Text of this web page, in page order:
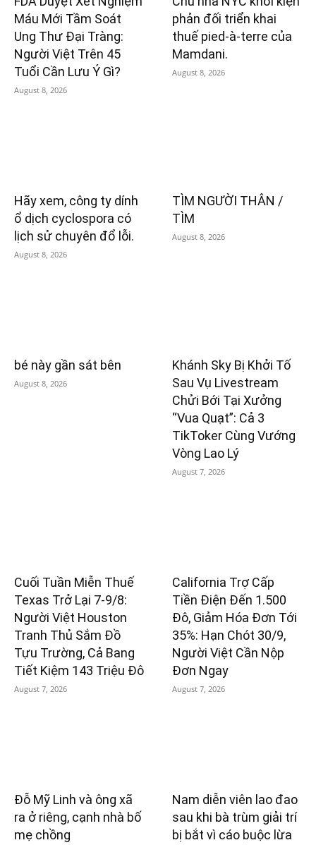
Máu Mới Tầm Soát
Ung Thư Đại Tràng:
Người Việt Trên 45
Tuổi Cần Lưu Ý Gì?
August 8, 2026
phản đối triển khai
thuế pied-à-terre của
Mamdani.
August 8, 2026
Hãy xem, công ty dính
ổ dịch cyclospora có
lịch sử chuyên đổ lỗi.
August 8, 2026
TÌM NGƯỜI THÂN /
TÌM
August 8, 2026
bé này gần sát bên
August 8, 2026
Khánh Sky Bị Khởi Tố
Sau Vụ Livestream
Chửi Bới Tại Xưởng
“Vua Quạt”: Cả 3
TikToker Cùng Vướng
Vòng Lao Lý
August 7, 2026
Cuối Tuần Miễn Thuế
Texas Trở Lại 7-9/8:
Người Việt Houston
Tranh Thủ Sắm Đồ
Tựu Trường, Cả Bang
Tiết Kiệm 143 Triệu Đô
August 7, 2026
California Trợ Cấp
Tiền Điện Đến 1.500
Đô, Giảm Hóa Đơn Tới
35%: Hạn Chót 30/9,
Người Việt Cần Nộp
Đơn Ngay
August 7, 2026
Đỗ Mỹ Linh và ông xã
ra ở riêng, cạnh nhà bố
mẹ chồng
Nam diễn viên lao đao
sau khi bà trùm giải trí
bị bắt vì cáo buộc lừa